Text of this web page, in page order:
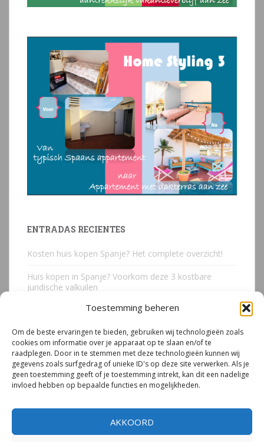
Toestemming beheren
Om de beste ervaringen te bieden, gebruiken wij technologieën zoals
cookies om informatie over je apparaat op te slaan en/of te
raadplegen. Door in te stemmen met deze technologieën kunnen wij
gegevens zoals surfgedrag of unieke ID's op deze site verwerken. Als je
geen toestemming geeft of je toestemming intrekt, kan dit een nadelige
invloed hebben op bepaalde functies en mogelijkheden.
AKKOORD
ENTRADAS RECIENTES
Kosten huis kopen Spanje? Het complete overzicht!
Huis kopen in Spanje? Voorkom deze 3 kostbare
juridische valkuilen
Due Diligence Spaans vastgoed
Emigreren naar Spanje Expert Call | Illegaal bouwen
door Mirjam van Riet (jan 2026)
Illegale bouw Spanje